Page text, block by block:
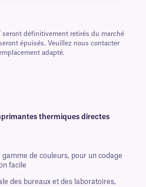
seront définitivement retirés du marché
épuisés. Veuillez nous contacter
adapté.
thermiques directes
gamme de couleurs, pour un codage
facile
des bureaux et des laboratoires,